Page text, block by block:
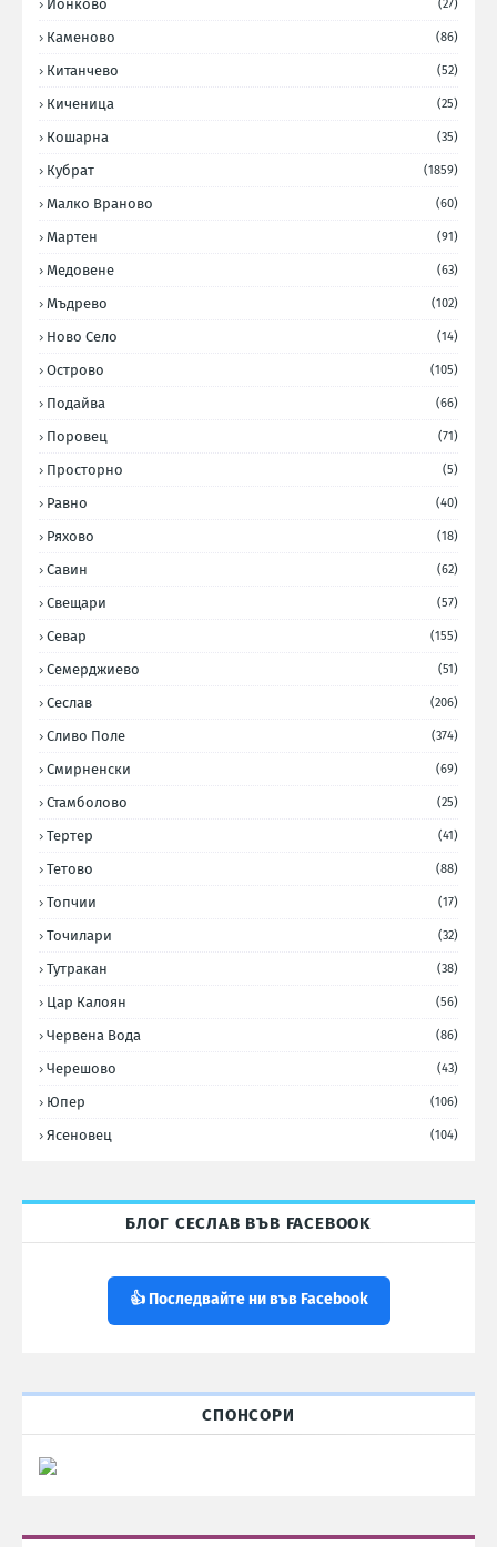
Йонково (27)
Каменово (86)
Китанчево (52)
Киченица (25)
Кошарна (35)
Кубрат (1859)
Малко Враново (60)
Мартен (91)
Медовене (63)
Мъдрево (102)
Ново Село (14)
Острово (105)
Подайва (66)
Поровец (71)
Просторно (5)
Равно (40)
Ряхово (18)
Савин (62)
Свещари (57)
Севар (155)
Семерджиево (51)
Сеслав (206)
Сливо Поле (374)
Смирненски (69)
Стамболово (25)
Тертер (41)
Тетово (88)
Топчии (17)
Точилари (32)
Тутракан (38)
Цар Калоян (56)
Червена Вода (86)
Черешово (43)
Юпер (106)
Ясеновец (104)
БЛОГ СЕСЛАВ ВЪВ FACEBOOK
👍 Последвайте ни във Facebook
СПОНСОРИ